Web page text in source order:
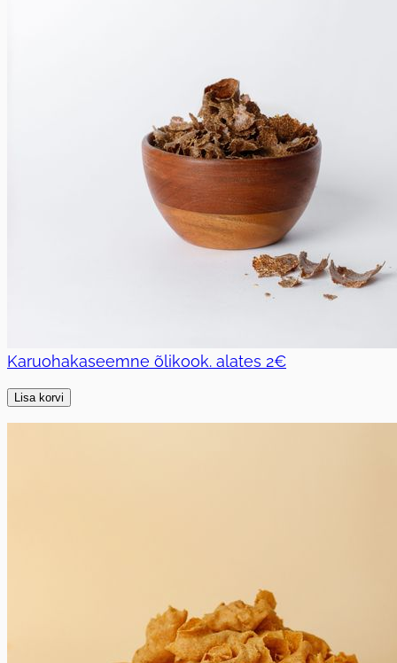
Karuohakaseemne õlikook. alates 2€
Lisa korvi